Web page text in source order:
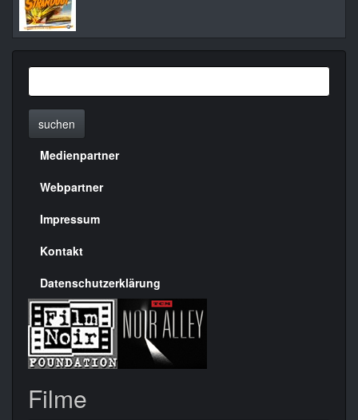
suchen
Menülinks
rechte
Seite
Medienpartner
Webpartner
Impressum
Kontakt
Datenschutzerklärung
Filme